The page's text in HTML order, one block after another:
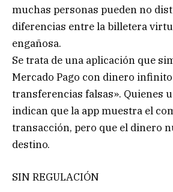
muchas personas pueden no
diferencias entre la billetera
engañosa.
Se trata de una aplicación que
Mercado Pago con dinero
transferencias falsas». Quienes
indican que la app muestra el
transacción, pero que el dinero
destino.
SIN REGULACIÓN